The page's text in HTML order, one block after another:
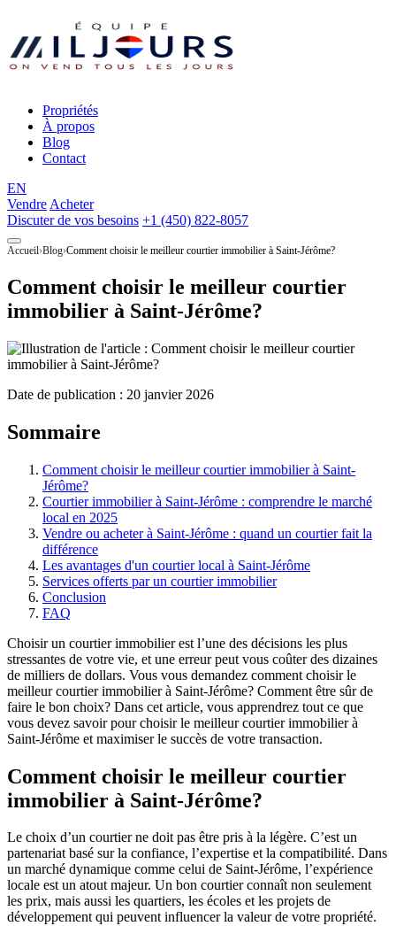
Propriétés
À propos
Blog
Contact
EN
Vendre Acheter
Discuter de vos besoins +1 (450) 822-8057
Accueil Blog Comment choisir le meilleur courtier immobilier à Saint-Jérôme?
Comment choisir le meilleur courtier
immobilier à Saint-Jérôme?
Date de publication : 20 janvier 2026
Sommaire
Comment choisir le meilleur courtier immobilier à Saint-
Jérôme?
Courtier immobilier à Saint-Jérôme : comprendre le marché
local en 2025
Vendre ou acheter à Saint-Jérôme : quand un courtier fait la
différence
Les avantages d'un courtier local à Saint-Jérôme
Services offerts par un courtier immobilier
Conclusion
FAQ
Choisir un courtier immobilier est l’une des décisions les plus
stressantes de votre vie, et une erreur peut vous coûter des dizaines
de milliers de dollars. Vous vous demandez comment choisir le
meilleur courtier immobilier à Saint-Jérôme? Comment être sûr de
faire le bon choix? Dans cet article, vous apprendrez tout ce que
vous devez savoir pour choisir le meilleur courtier immobilier à
Saint-Jérôme et maximiser le succès de votre transaction.
Comment choisir le meilleur courtier
immobilier à Saint-Jérôme?
Le choix d’un courtier ne doit pas être pris à la légère. C’est un
partenariat basé sur la confiance, l’expertise et la compatibilité. Dans
un marché dynamique comme celui de Saint-Jérôme, l’expérience
locale est un atout majeur. Un bon courtier connaît non seulement
les prix, mais aussi les quartiers, les écoles et les projets de
développement qui peuvent influencer la valeur de votre propriété.